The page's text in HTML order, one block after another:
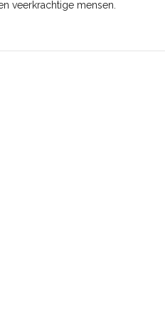
veerkrachtige mensen.